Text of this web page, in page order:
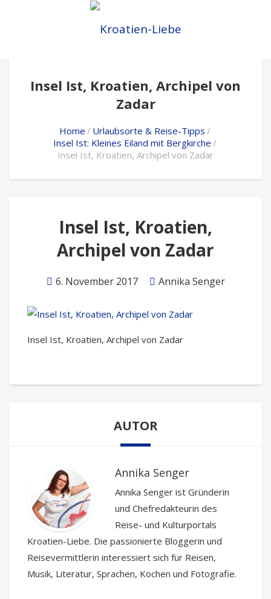
Insel Ist, Kroatien, Archipel von
Zadar
Home
Urlaubsorte & Reise-Tipps
Insel Ist: Kleines Eiland mit Bergkirche
Insel Ist, Kroatien, Archipel von Zadar
Insel Ist, Kroatien,
Archipel von Zadar
6. November 2017 Annika Senger
Insel Ist, Kroatien, Archipel von Zadar
AUTOR
Annika Senger
Annika Senger ist Gründerin
und Chefredakteurin des
Reise- und Kulturportals
Kroatien-Liebe. Die passionierte Bloggerin und
Reisevermittlerin interessiert sich für Reisen,
Musik, Literatur, Sprachen, Kochen und Fotografie.